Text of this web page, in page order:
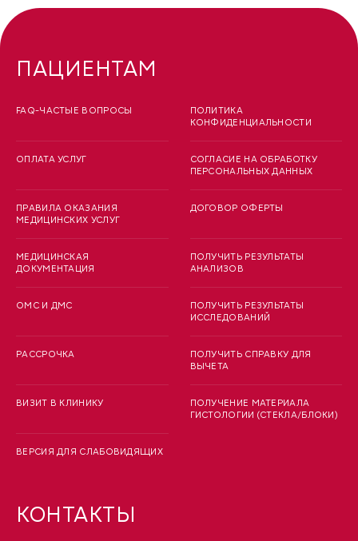
ПАЦИЕНТАМ
FAQ-ЧАСТЫЕ ВОПРОСЫ
ОПЛАТА УСЛУГ
ПРАВИЛА ОКАЗАНИЯ
МЕДИЦИНСКИХ УСЛУГ
МЕДИЦИНСКАЯ
ДОКУМЕНТАЦИЯ
ОМС И ДМС
РАССРОЧКА
ВИЗИТ В КЛИНИКУ
ВЕРСИЯ ДЛЯ СЛАБОВИДЯЩИХ
ПОЛИТИКА
КОНФИДЕНЦИАЛЬНОСТИ
СОГЛАСИЕ НА ОБРАБОТКУ
ПЕРСОНАЛЬНЫХ ДАННЫХ
ДОГОВОР ОФЕРТЫ
ПОЛУЧИТЬ РЕЗУЛЬТАТЫ
АНАЛИЗОВ
ПОЛУЧИТЬ РЕЗУЛЬТАТЫ
ИССЛЕДОВАНИЙ
ПОЛУЧИТЬ СПРАВКУ ДЛЯ
ВЫЧЕТА
ПОЛУЧЕНИЕ МАТЕРИАЛА
ГИСТОЛОГИИ (СТЕКЛА/БЛОКИ)
КОНТАКТЫ